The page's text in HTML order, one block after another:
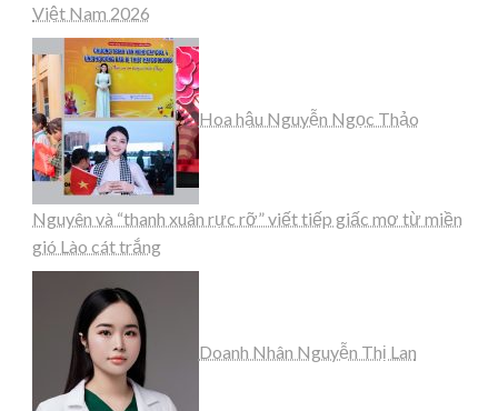
Việt Nam 2026
Hoa hậu Nguyễn Ngọc Thảo
Nguyên và “thanh xuân rực rỡ” viết tiếp giấc mơ từ miền
gió Lào cát trắng
Doanh Nhân Nguyễn Thị Lan